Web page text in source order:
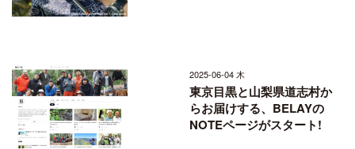
2025-06-04 木
東京目黒と山梨県道志村か
らお届けする、BELAYの
NOTEページがスタート!